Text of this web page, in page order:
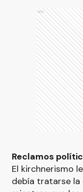
Ads
Reclamos
El kirchnerismo
debía tratarse la